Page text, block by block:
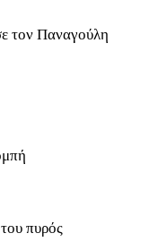
τον Παναγούλη
πυρός